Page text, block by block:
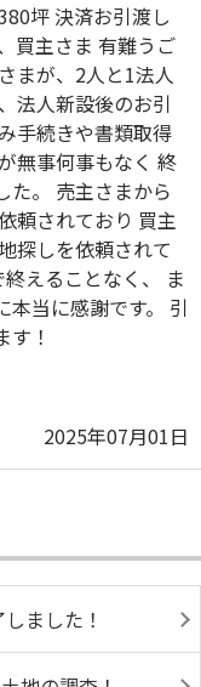
坪 決済お引渡し
買主さま 有難うご
まが、2人と1法人
法人新設後のお引
手続きや書類取得
無事何事もなく 終
た。 売主さまから
頼されており 買主
探しを依頼されて
えることなく、 ま
本当に感謝です。 引
！
2025年07月01日
ました！